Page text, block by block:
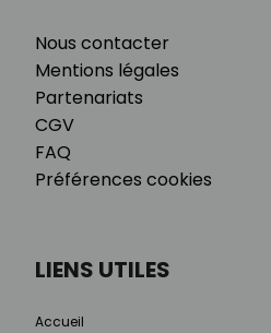
Nous contacter
Mentions légales
Partenariats
CGV
FAQ
Préférences cookies
LIENS UTILES
Accueil